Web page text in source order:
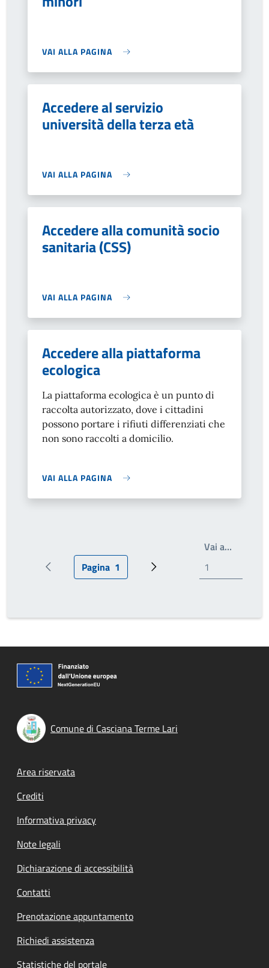
VAI ALLA PAGINA
Accedere al servizio
università della terza età
VAI ALLA PAGINA
Accedere alla comunità socio
sanitaria (CSS)
VAI ALLA PAGINA
Accedere alla piattaforma
ecologica
La piattaforma ecologica è un punto di
raccolta autorizzato, dove i cittadini
possono portare i rifiuti differenziati che
non sono raccolti a domicilio.
VAI ALLA PAGINA
Pagina precedentePagina attuale
Pagina 1 Pagina successiva
Vai a…
Comune di Casciana Terme Lari
Footer menu
Area riservata
Crediti
Informativa privacy
Note legali
Dichiarazione di accessibilità
Contatti
Prenotazione appuntamento
Richiedi assistenza
Statistiche del portale